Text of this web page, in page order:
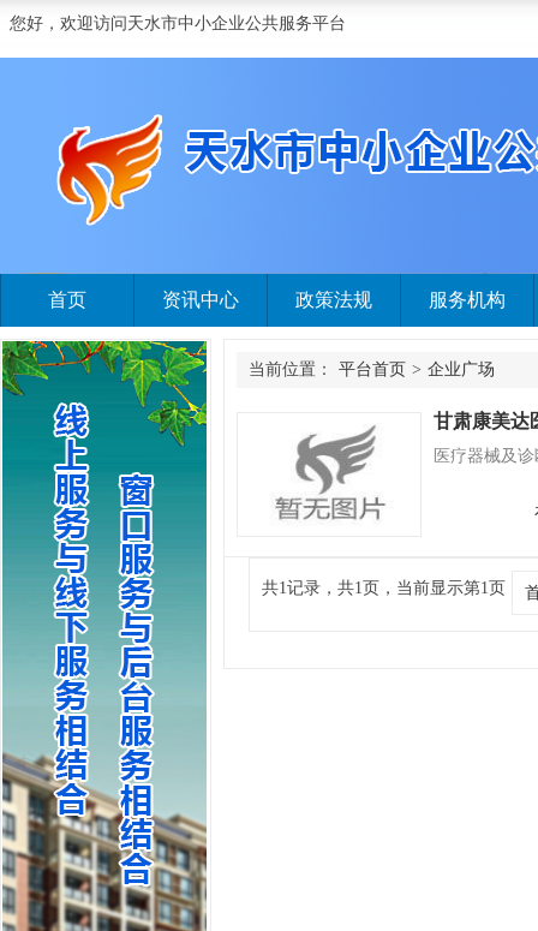
您好，欢迎访问天水市中小企业公共服务平台
首页 资讯中心 政策法规 服务机构
当前位置： 平台首页 > 企业广场
甘肃康美达
医疗器械及
共1记录，共1页，当前显示第1页